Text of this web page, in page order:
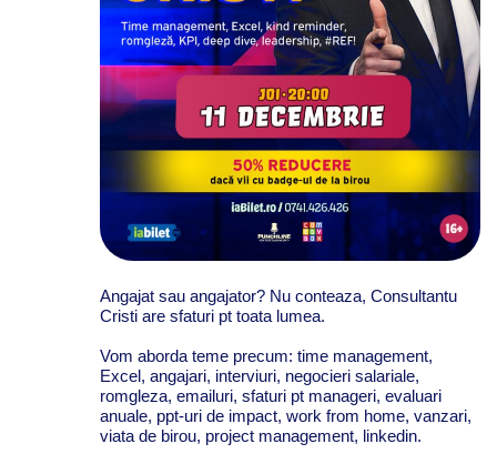
Angajat sau angajator? Nu conteaza, Consultantu
Cristi are sfaturi pt toata lumea.
Vom aborda teme precum: time management,
Excel, angajari, interviuri, negocieri salariale,
romgleza, emailuri, sfaturi pt manageri, evaluari
anuale, ppt-uri de impact, work from home, vanzari,
viata de birou, project management, linkedin.